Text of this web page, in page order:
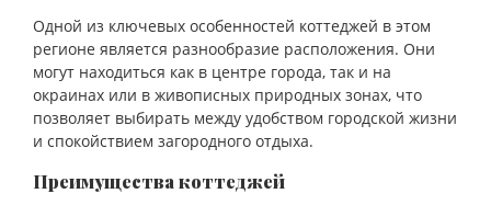
Одной из ключевых особенностей коттеджей в этом
регионе является разнообразие расположения. Они
могут находиться как в центре города, так и на
окраинах или в живописных природных зонах, что
позволяет выбирать между удобством городской жизни
и спокойствием загородного отдыха.
Преимущества коттеджей